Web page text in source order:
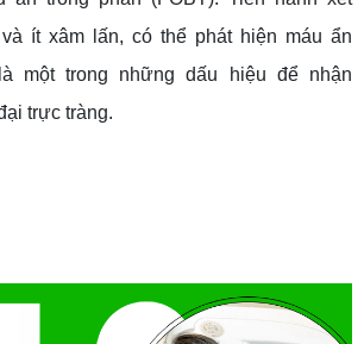
ít xâm lấn, có thể phát hiện máu ẩn
một trong những dấu hiệu để nhận
trực tràng.